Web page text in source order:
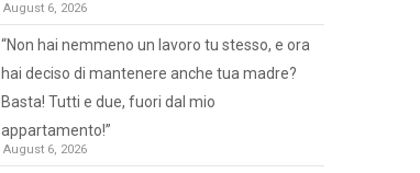
August 6, 2026
“Non hai nemmeno un lavoro tu stesso, e ora
hai deciso di mantenere anche tua madre?
Basta! Tutti e due, fuori dal mio
appartamento!”
August 6, 2026